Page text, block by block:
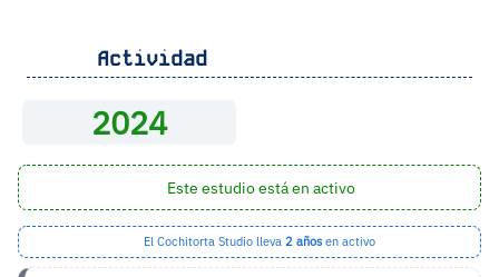
Actividad
2024
Este estudio está en activo
El Cochitorta Studio lleva 2 añosen activo